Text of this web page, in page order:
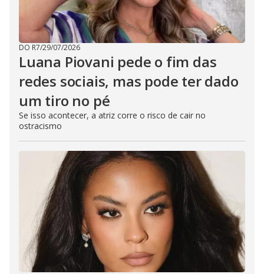
DO R7/29/07/2026
Luana Piovani pede o fim das
redes sociais, mas pode ter dado
um tiro no pé
Se isso acontecer, a atriz corre o risco de cair no
ostracismo